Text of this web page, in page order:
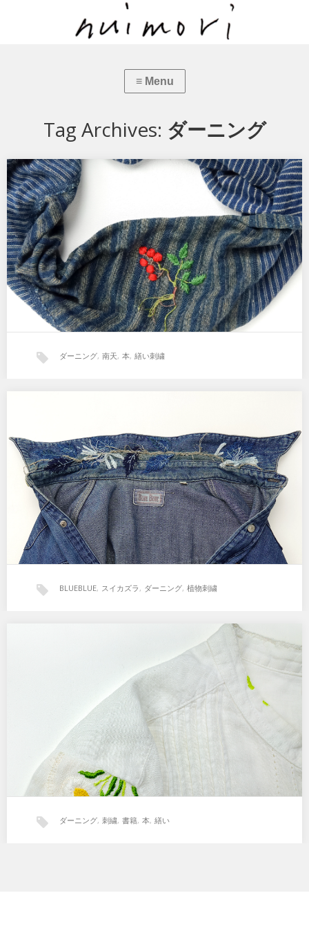
Tag Archives: ダーニング
植物刺繍とダーニング『南天』
インディゴ染めのスヌードは虫食いの穴があり、「難を転ずる」赤
い実の南天をダーニング。 「植物刺繍とダーニング」…
ダーニング, 南天, 本, 繕い刺繍
「植物刺繍とダーニング」本に掲載予定の繕い刺繍。『スイカズ
ラ』 お気に入りのデニムシャツ襟の部分が経年で色褪せ…
BLUEBLUE, スイカズラ , ダーニング, 植物刺繍
現在書籍出版のための制作を行なっています。 植物刺繍とダーニン
グ。『リネンシャツ』 オフホワイトのリネンシャツ…
ダーニング, 刺繍, 書籍, 本, 繕い